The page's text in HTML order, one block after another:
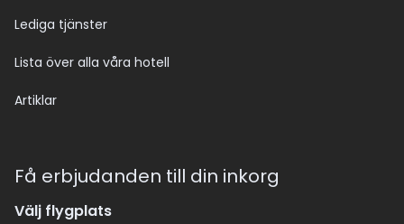
Lediga tjänster
Lista över alla våra hotell
Artiklar
Få erbjudanden till din inkorg
Välj flygplats